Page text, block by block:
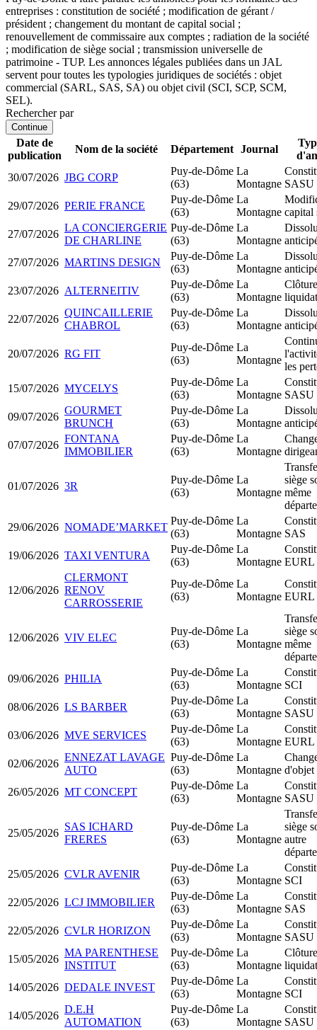
entreprises : constitution de société ; modification de gérant /
président ; changement du montant de capital social ;
renouvellement de commissaire aux comptes ; radiation de la société
; modification de siège social ; transmission universelle de
patrimoine - TUP. Les annonces légales publiées dans un JAL
servent pour toutes les typologies juridiques de sociétés : objet
commercial (SARL, SAS, SA) ou objet civil (SCI, SCP, SCM,
SEL).
Rechercher par
Continue
Date de
publication
Nom de la société Département Journal
30/07/2026 JBG CORP
Puy-de-Dôme
(63)
La
Montagne SASU
29/07/2026 PERIE FRANCE
Puy-de-Dôme
(63)
La
Montagne capital
27/07/2026
LA CONCIERGERIE
DE CHARLINE
Puy-de-Dôme
(63)
La
Montagne
27/07/2026 MARTINS DESIGN
Puy-de-Dôme
(63)
La
Montagne
23/07/2026 ALTERNEITIV
Puy-de-Dôme
(63)
La
Montagne
22/07/2026
QUINCAILLERIE
CHABROL
Puy-de-Dôme
(63)
La
Montagne
20/07/2026 RG FIT
Puy-de-Dôme
(63)
La
Montagne
les
15/07/2026 MYCELYS
Puy-de-Dôme
(63)
La
Montagne SASU
09/07/2026
GOURMET
BRUNCH
Puy-de-Dôme
(63)
La
Montagne
07/07/2026
FONTANA
IMMOBILIER
Puy-de-Dôme
(63)
La
Montagne
01/07/2026 3R
Puy-de-Dôme
(63)
La
Montagne
siège
même
29/06/2026 NOMADE’MARKET
Puy-de-Dôme
(63)
La
Montagne SAS
19/06/2026 TAXI VENTURA
Puy-de-Dôme
(63)
La
Montagne EURL
12/06/2026
CLERMONT
RENOV
CARROSSERIE
Puy-de-Dôme
(63)
La
Montagne EURL
12/06/2026 VIV ELEC
Puy-de-Dôme
(63)
La
Montagne
siège
même
09/06/2026 PHILIA
Puy-de-Dôme
(63)
La
Montagne SCI
08/06/2026 LS BARBER
Puy-de-Dôme
(63)
La
Montagne SASU
03/06/2026 MVE SERVICES
Puy-de-Dôme
(63)
La
Montagne EURL
02/06/2026
ENNEZAT LAVAGE
AUTO
Puy-de-Dôme
(63)
La
Montagne d'objet
26/05/2026 MT CONCEPT
Puy-de-Dôme
(63)
La
Montagne SASU
25/05/2026
SAS ICHARD
FRERES
Puy-de-Dôme
(63)
La
Montagne
siège
autre
25/05/2026 CVLR AVENIR
Puy-de-Dôme
(63)
La
Montagne SCI
22/05/2026 LCJ IMMOBILIER
Puy-de-Dôme
(63)
La
Montagne SAS
22/05/2026 CVLR HORIZON
Puy-de-Dôme
(63)
La
Montagne SASU
15/05/2026
MA PARENTHESE
INSTITUT
Puy-de-Dôme
(63)
La
Montagne
14/05/2026 DEDALE INVEST
Puy-de-Dôme
(63)
La
Montagne SCI
14/05/2026
D.E.H
AUTOMATION
Puy-de-Dôme
(63)
La
Montagne SASU